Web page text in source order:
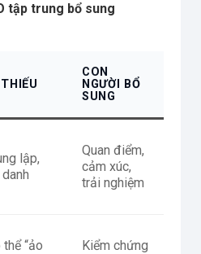
tập trung bổ sung
CON
NGƯỜI BỔ
SUNG
lập,
Quan điểm,
cảm xúc,
trải nghiệm
thể “ảo
Kiểm chứng